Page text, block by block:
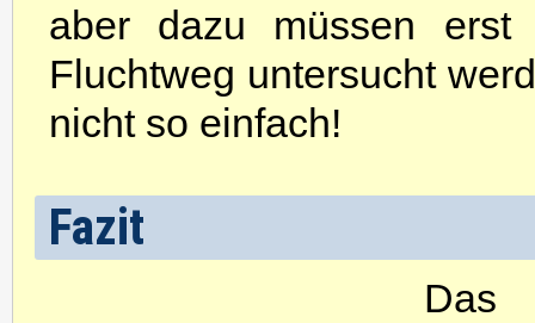
aber dazu müssen
Fluchtweg untersucht
nicht so einfach!
Fazit
Das